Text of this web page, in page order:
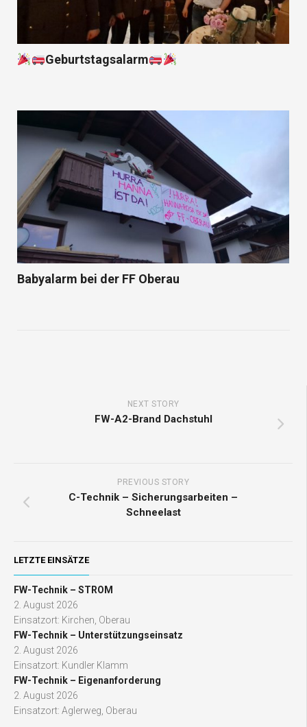
Geburtstagsalarm
Babyalarm bei der FF Oberau
NEXT STORY
FW-A2-Brand Dachstuhl
PREVIOUS STORY
C-Technik – Sicherungsarbeiten –
Schneelast
LETZTE EINSÄTZE
FW-Technik – STROM
2. August 2026
Einsatzort: Kirchen, Oberau
FW-Technik – Unterstützungseinsatz
2. August 2026
Einsatzort: Kundler Klamm
FW-Technik – Eigenanforderung
2. August 2026
Einsatzort: Aglerweg, Oberau